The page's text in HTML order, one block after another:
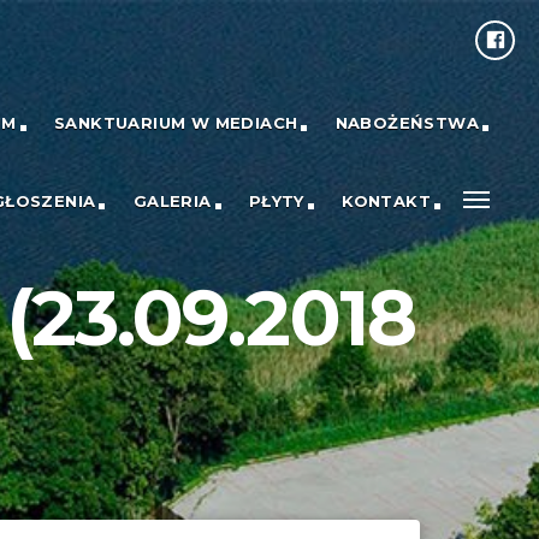
SANKTUARIUM W MEDIACH NABOŻEŃSTWA
GALERIA PŁYTY KONTAKT